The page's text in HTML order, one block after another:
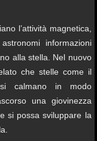
l’attività magnetica,
informazioni
alla stella. Nel nuovo
che stelle come il
calmano in modo
una giovinezza
si possa sviluppare la